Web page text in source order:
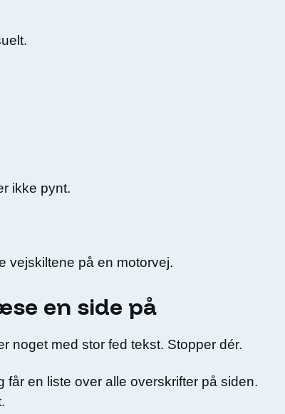
ikke pynt.
vejskiltene på en motorvej.
en side på
noget med stor fed tekst. Stopper dér.
får en liste over alle overskrifter på siden.